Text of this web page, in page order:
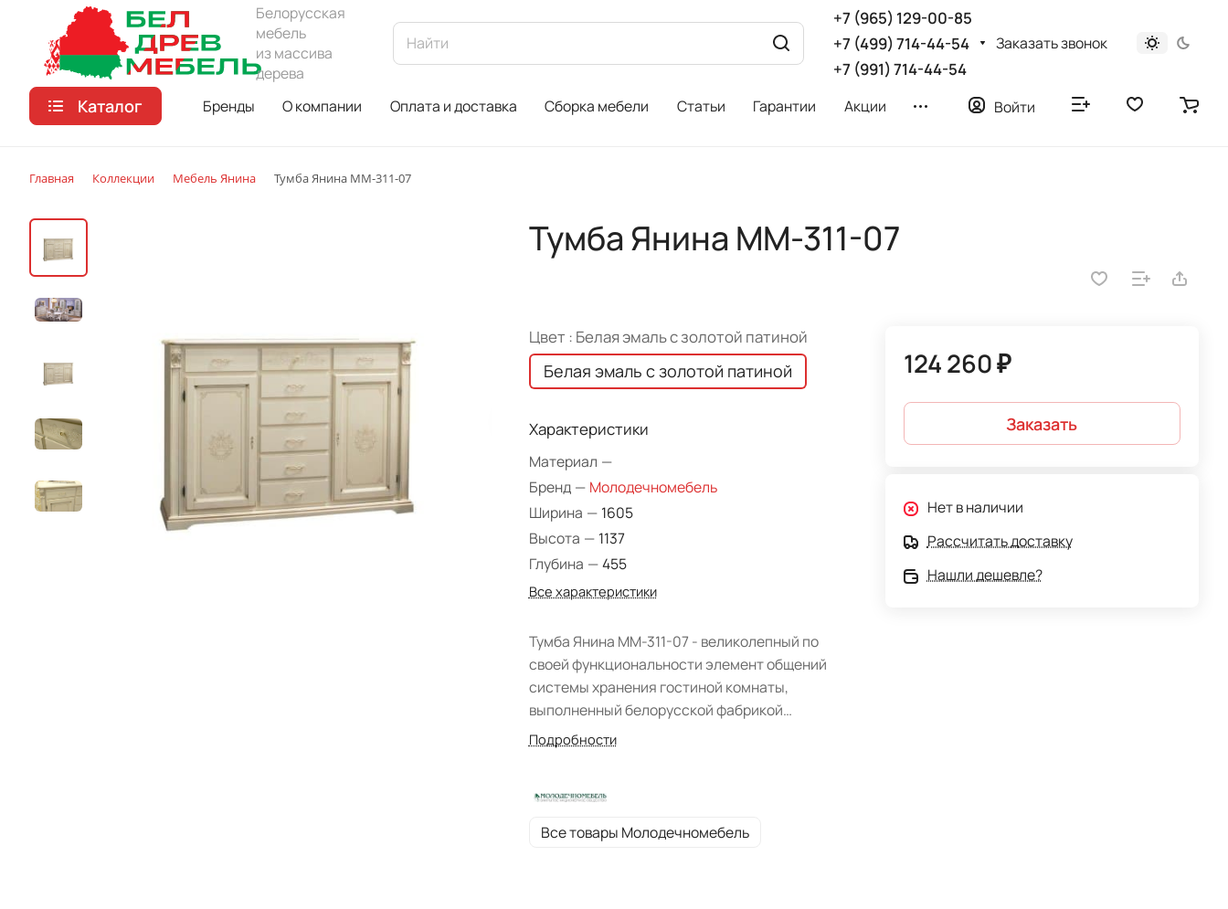
Белорусская
мебель
из массива
дерева
+7 (965) 129-00-85
+7 (499) 714-44-54
+7 (991) 714-44-54
Заказать звонок
Каталог Бренды О компании Оплата и доставка Сборка мебели Статьи Гарантии Акции Войти
Главная Коллекции Мебель Янина Тумба Янина ММ-311-07
Тумба Янина ММ-311-07
Цвет : Белая эмаль с золотой патиной
Белая эмаль с золотой патиной
Характеристики
Материал —
Бренд — Молодечномебель
Ширина — 1605
Высота — 1137
Глубина —455
Все характеристики
Тумба Янина ММ-311-07 - великолепный по
своей функциональности элемент общений
системы хранения гостиной комнаты,
выполненный белорусской фабрикой
"Молодечномебель" в традициях
шпоном бука (лицевые панели), покрыта
высококачественным декоративно-защитным
материалом, надежно защищающим дерево от
Подробности
Все товары Молодечномебель
124 260 ₽
Заказать
Нет в наличии
Рассчитать доставку
Нашли дешевле?